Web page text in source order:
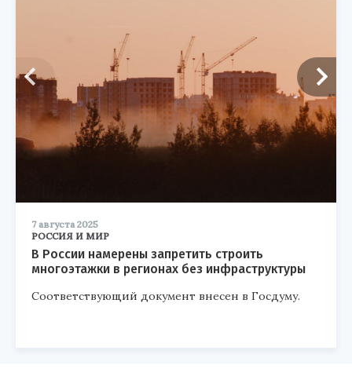
7 августа 2025
РОССИЯ И МИР
В России намерены запретить строить
многоэтажки в регионах без инфраструктуры
Соответствующий документ внесен в Госдуму.